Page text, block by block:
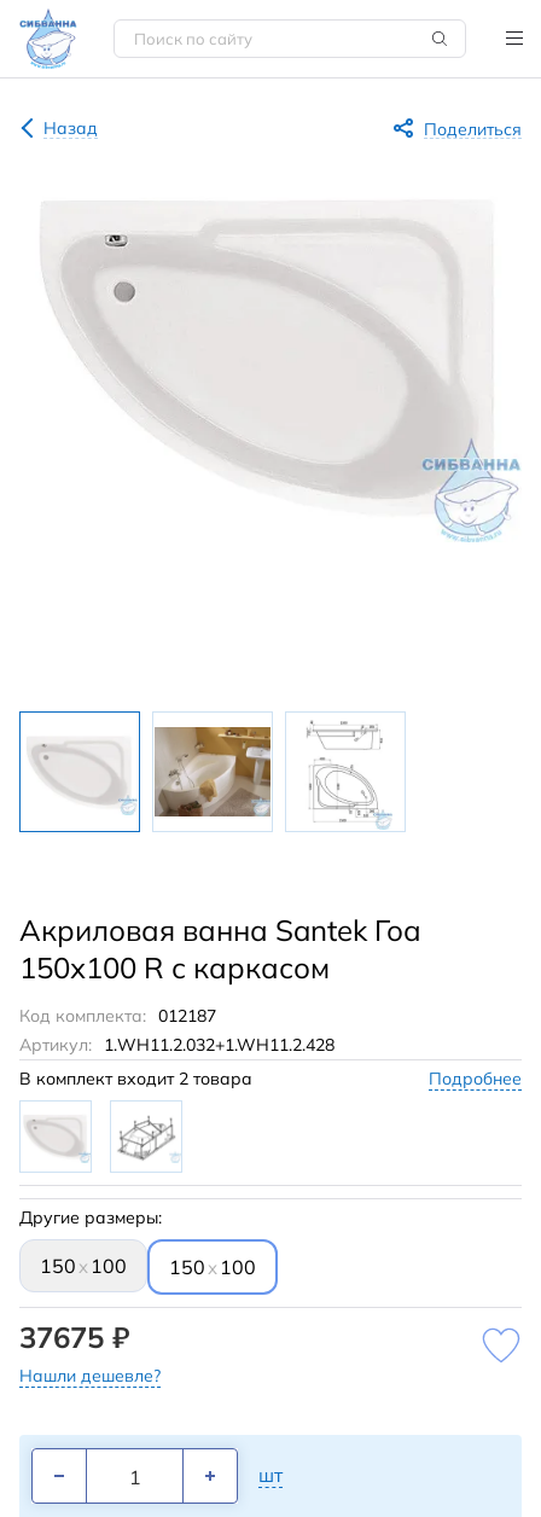
Назад Поделиться
Акриловая ванна Santek Гоа
150х100 R с каркасом
Код комплекта: 012187
Артикул:
1.WH11.2.032+1.WH11.2.428
В комплект входит 2 товара Подробнее
Другие размеры:
150 x 100 150 x 100
37675 ₽
Нашли дешевле?
шт